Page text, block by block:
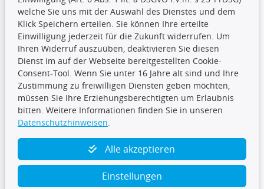
Folge uns
TecDoc Inside
welche Sie uns mit der Auswahl des Dienstes und dem
Klick Speichern erteilen. Sie können Ihre erteilte
Einwilligung jederzeit für die Zukunft widerrufen. Um
Ihren Widerruf auszuüben, deaktivieren Sie diesen
Dienst im auf der Webseite bereitgestellten Cookie-
Consent-Tool. Wenn Sie unter 16 Jahre alt sind und Ihre
Zustimmung zu freiwilligen Diensten geben möchten,
müssen Sie Ihre Erziehungsberechtigten um Erlaubnis
bitten. Weitere Informationen finden Sie in unseren
Datenschutzhinweisen.
Alle akzeptieren
Einstellungen